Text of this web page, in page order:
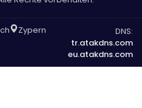
Zypern
DNS:
tr.atakdns.com
eu.atakdns.com